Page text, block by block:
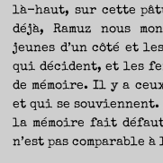
là-haut, sur cette
déjà, Ramuz nous
jeunes d’un côté et
qui décident, et les
de mémoire. Il y a
et qui se
la mémoire fait
n’est pas comparable